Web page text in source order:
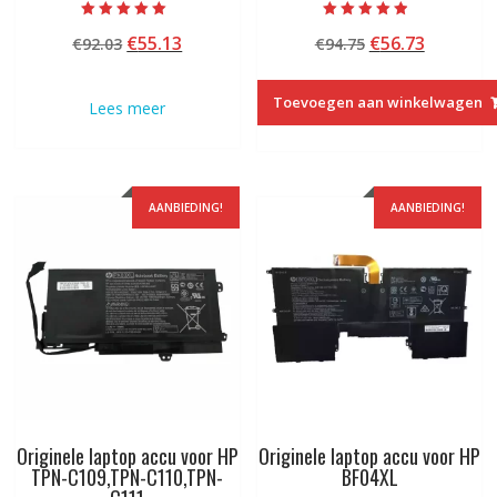
5.00
van 5
€92.03 Oorspronkelijke
€92.03.
€55.13
Lees meer
met
4.50
€94.75
was:
€94.75.
€56.73Huidige
is:
€56.73.
Toevoegen aan winkelwagen
AANBIEDING!
Originele laptop accu voor HP
TPN-C109,TPN-C110,TPN-
AANBIEDING!
Originele laptop accu voor HP
BF04XL